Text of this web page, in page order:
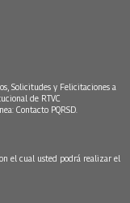
Solicitudes y Felicitaciones a
de RTVC
Contacto PQRSD.
el cual usted podrá realizar el